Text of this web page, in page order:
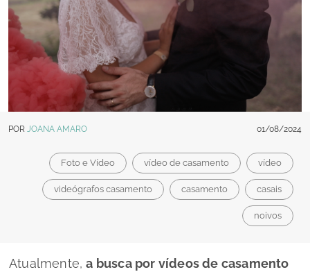
POR JOANA AMARO 01/08/2024
Foto e Vídeo vídeo de casamento vídeo
videógrafos casamento casamento casais
noivos
Atualmente,a busca por vídeos de casamento